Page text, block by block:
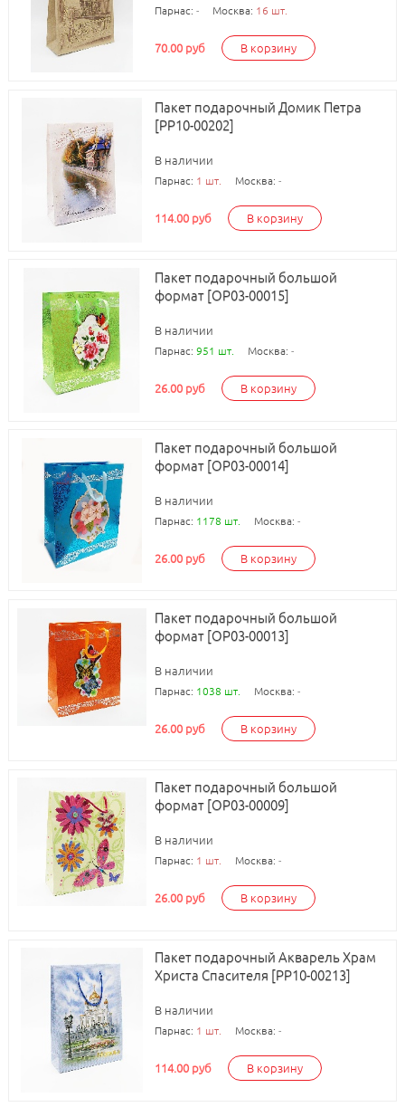
Парнас: - Москва: 16 шт.
70.00 руб В корзину
Пакет подарочный Домик Петра
[РР10-00202]
В наличии
Парнас: 1 шт. Москва: -
114.00 руб В корзину
Пакет подарочный большой
формат [ОР03-00015]
В наличии
Парнас: 951 шт. Москва: -
26.00 руб В корзину
Пакет подарочный большой
формат [ОР03-00014]
В наличии
Парнас: 1178 шт. Москва: -
26.00 руб В корзину
Пакет подарочный большой
формат [ОР03-00013]
В наличии
Парнас: 1038 шт. Москва: -
26.00 руб В корзину
Пакет подарочный большой
формат [ОР03-00009]
В наличии
Парнас: 1 шт. Москва: -
26.00 руб В корзину
Пакет подарочный Акварель Храм
Христа Спасителя [РР10-00213]
В наличии
Парнас: 1 шт. Москва: -
114.00 руб В корзину